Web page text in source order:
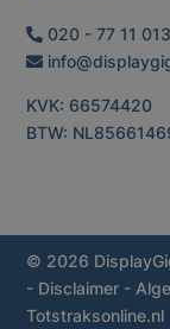
020 - 77 11 013
KVK: 66574420
BTW:
© 2026
- Disclaimer -
Totstraksonline.nl